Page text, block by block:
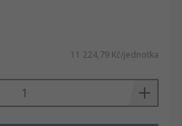
11 224,79 Kč/jednotka